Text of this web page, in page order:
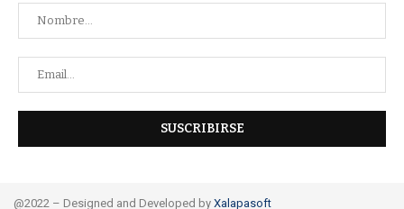
@2022 – Designed and Developed by Xalapasoft